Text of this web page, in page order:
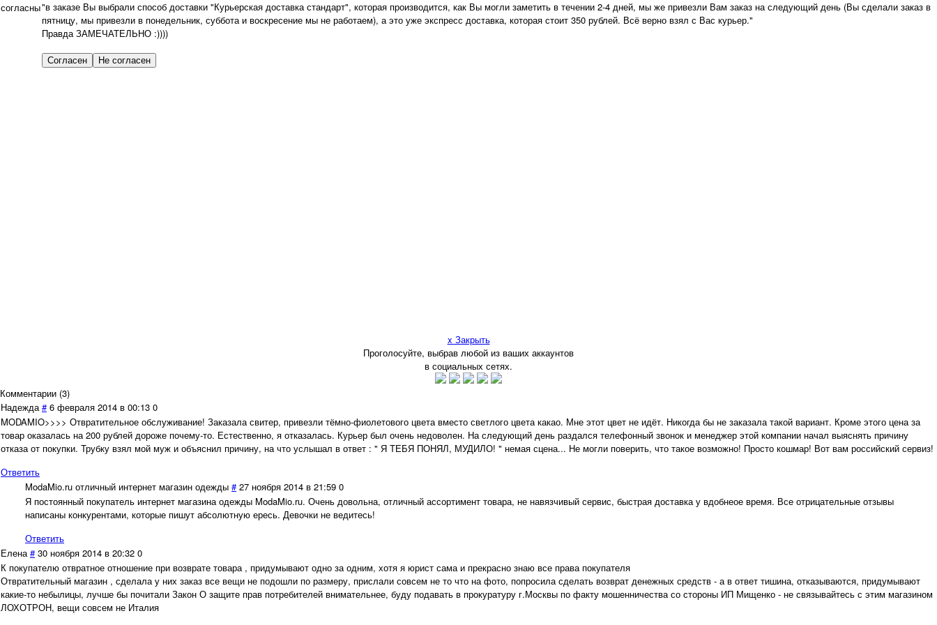
согласны"в заказе Вы выбрали способ доставки "Курьерская доставка стандарт", которая производится, как Вы могли заметить в течении 2-4 дней, мы же привезли Вам заказ на следующий день (Вы сделали заказ в
пятницу, мы привезли в понедельник, суббота и воскресение мы не работаем), а это уже экспресс доставка, которая стоит 350 рублей. Всё верно взял с Вас курьер."
Правда ЗАМЕЧАТЕЛЬНО :))))
x Закрыть
Проголосуйте, выбрав любой из ваших аккаунтов
в социальных сетях.
Комментарии (3)
Надежда# 6 февраля 2014 в 00:13 0
MODAMIO>>>> Отвратительное обслуживание! Заказала свитер, привезли тёмно-фиолетового цвета вместо светлого цвета какао. Мне этот цвет не идёт. Никогда бы не заказала такой вариант. Кроме этого цена за
товар оказалась на 200 рублей дороже почему-то. Естественно, я отказалась. Курьер был очень недоволен. На следующий день раздался телефонный звонок и менеджер этой компании начал выяснять причину
отказа от покупки. Трубку взял мой муж и объяснил причину, на что услышал в ответ : " Я ТЕБЯ ПОНЯЛ, МУДИЛО! " немая сцена... Не могли поверить, что такое возможно! Просто кошмар! Вот вам российский сервиз!
Ответить
ModaMio.ru отличный интернет магазин одежды # 27 ноября 2014 в 21:59 0
Я постоянный покупатель интернет магазина одежды ModaMio.ru. Очень довольна, отличный ассортимент товара, не навязчивый сервис, быстрая доставка у вдобнеое время. Все отрицательные отзывы
написаны конкурентами, которые пишут абсолютную ересь. Девочки не ведитесь!
Ответить
Елена# 30 ноября 2014 в 20:32 0
К покупателю отвратное отношение при возврате товара , придумывают одно за одним, хотя я юрист сама и прекрасно знаю все права покупателя
Отвратительный магазин , сделала у них заказ все вещи не подошли по размеру, прислали совсем не то что на фото, попросила сделать возврат денежных средств - а в ответ тишина, отказываются, придумывают
какие-то небылицы, лучше бы почитали Закон О защите прав потребителей внимательнее, буду подавать в прокуратуру г.Москвы по факту мошенничества со стороны ИП Мищенко - не связывайтесь с этим магазином
ЛОХОТРОН, вещи совсем не Италия